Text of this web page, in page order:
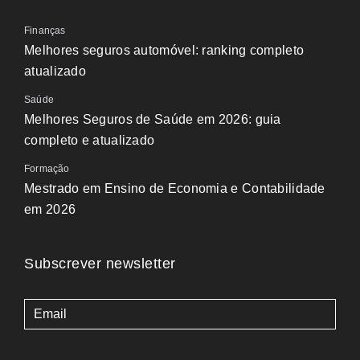
Finanças
Melhores seguros automóvel: ranking completo
atualizado
Saúde
Melhores Seguros de Saúde em 2026: guia
completo e atualizado
Formação
Mestrado em Ensino de Economia e Contabilidade
em 2026
Subscrever newsletter